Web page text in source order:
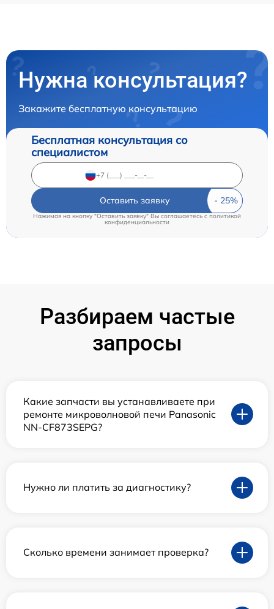
Нужна консультация?
Закажите бесплатную консультацию
Бесплатная консультация со
специалистом
Оставить заявку
Нажимая на кнопку "Оставить заявку" Вы соглашаетесь cполитикой
конфиденциальности
Разбираем частые
запросы
Какие запчасти вы устанавливаете при
ремонте микроволновой печи Panasonic
NN-CF873SEPG?
Нужно ли платить за диагностику?
Сколько времени занимает проверка?